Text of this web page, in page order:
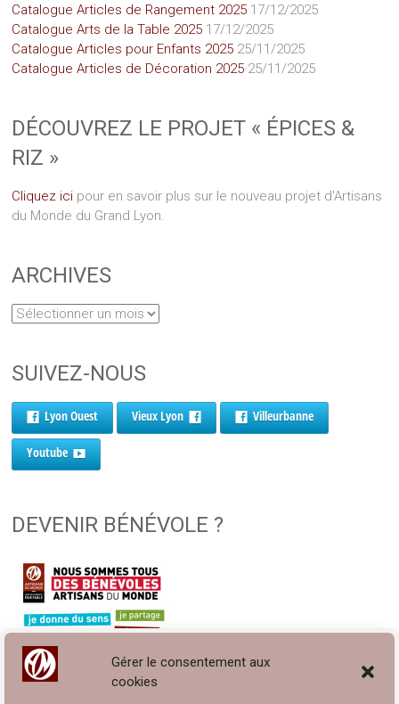
Gérer le consentement aux
cookies
Catalogue Articles de Rangement 2025 17/12/2025
Catalogue Arts de la Table 2025 17/12/2025
Catalogue Articles pour Enfants 2025 25/11/2025
Catalogue Articles de Décoration 2025 25/11/2025
DÉCOUVREZ LE PROJET « ÉPICES &
RIZ »
Cliquez ici pour en savoir plus sur le nouveau projet d'Artisans
du Monde du Grand Lyon.
ARCHIVES
SUIVEZ-NOUS
Lyon Ouest Vieux Lyon Villeurbanne
Youtube
DEVENIR BÉNÉVOLE ?